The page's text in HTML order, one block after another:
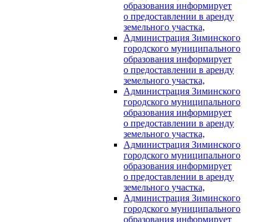
образования информирует
о предоставлении в аренду
земельного участка,
Администрация Зиминского
городского муниципального
образования информирует
о предоставлении в аренду
земельного участка,
Администрация Зиминского
городского муниципального
образования информирует
о предоставлении в аренду
земельного участка,
Администрация Зиминского
городского муниципального
образования информирует
о предоставлении в аренду
земельного участка,
Администрация Зиминского
городского муниципального
образования информирует